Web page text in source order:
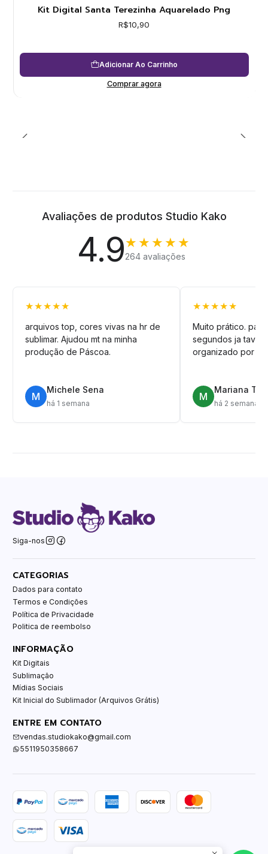
Kit Digital Santa Terezinha Aquarelado Png
R$10,90
Adicionar Ao Carrinho
Comprar agora
Avaliações de produtos Studio Kako
4.9★★★★★
264 avaliações
★★★★★
arquivos top, cores vivas na hr de
sublimar. Ajudou mt na minha
produção de Páscoa.
M
Michele Sena
há 1 semana
★★★★★
Muito prático.
segundos ja tava
organizado por
M
Mariana T.
há 2 semanas
Siga-nos
CATEGORIAS
Dados para contato
Termos e Condições
Política de Privacidade
Politica de reembolso
INFORMAÇÃO
Kit Digitais
Sublimação
Mídias Sociais
Kit Inicial do Sublimador (Arquivos Grátis)
ENTRE EM CONTATO
vendas.studiokako@gmail.com
5511950358667